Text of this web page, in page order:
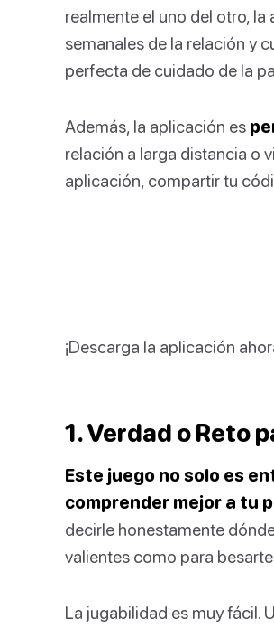
realmente el uno del otro,
semanales de la relación y
perfecta de cuidado de la
Además, la aplicación es
relación a larga distancia o
aplicación, compartir tu
¡Descarga la aplicación
1. Verdad o Reto
Este juego no solo es
comprender mejor a tu
decirle honestamente
valientes como para
La jugabilidad es muy fácil.